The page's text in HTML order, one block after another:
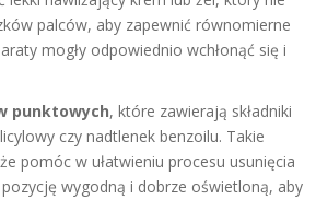
palców, aby zapewnić równomierne
mogły odpowiednio wchłonąć się i
punktowych, które zawierają składniki
czy nadtlenek benzoilu. Takie
pomóc w ułatwieniu procesu usunięcia
wygodną i dobrze oświetloną, aby